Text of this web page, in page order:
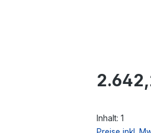
Regulärer
Inhalt: 1